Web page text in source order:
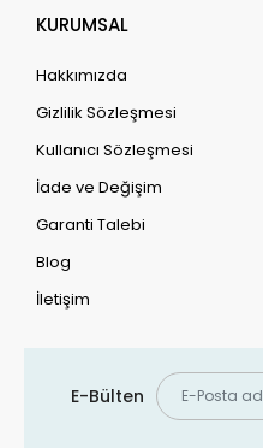
KURUMSAL
Hakkımızda
Gizlilik Sözleşmesi
Kullanıcı Sözleşmesi
İade ve Değişim
Garanti Talebi
Blog
İletişim
E-Bülten